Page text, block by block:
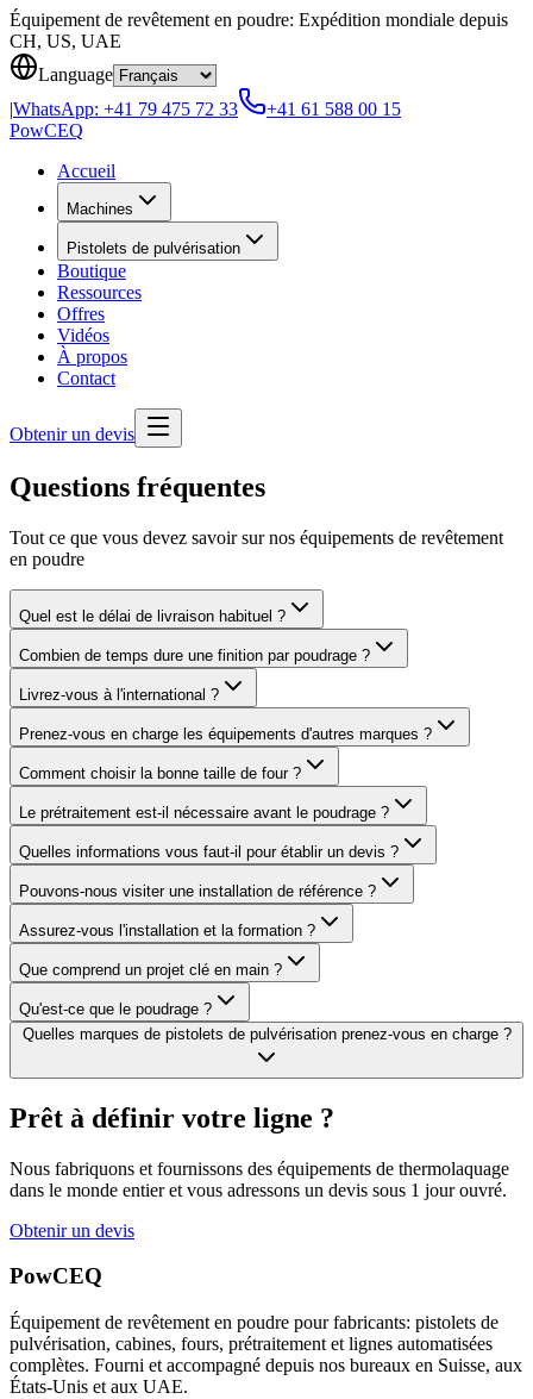
Skip to content
Équipement de revêtement en poudre: Expédition mondiale depuis
CH, US, UAE
Language
|WhatsApp: +41 79 475 72 33
+41 61 588 00 15
PowCEQ
Accueil
Machines
Pistolets de pulvérisation
Boutique
Ressources
Offres
Vidéos
À propos
Contact
Obtenir un devis
Questions fréquentes
Tout ce que vous devez savoir sur nos équipements de revêtement
en poudre
Quel est le délai de livraison habituel ?
Combien de temps dure une finition par poudrage ?
Livrez-vous à l'international ?
Prenez-vous en charge les équipements d'autres marques ?
Comment choisir la bonne taille de four ?
Le prétraitement est-il nécessaire avant le poudrage ?
Quelles informations vous faut-il pour établir un devis ?
Pouvons-nous visiter une installation de référence ?
Assurez-vous l'installation et la formation ?
Que comprend un projet clé en main ?
Qu'est-ce que le poudrage ?
Quelles marques de pistolets de pulvérisation prenez-vous en charge ?
Prêt à définir votre ligne ?
Nous fabriquons et fournissons des équipements de thermolaquage
dans le monde entier et vous adressons un devis sous 1 jour ouvré.
Obtenir un devis
PowCEQ
Équipement de revêtement en poudre pour fabricants: pistolets de
pulvérisation, cabines, fours, prétraitement et lignes automatisées
complètes. Fourni et accompagné depuis nos bureaux en Suisse, aux
États-Unis et aux UAE.